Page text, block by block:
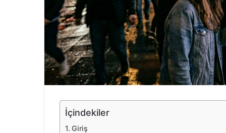
İçindekiler
Giriş